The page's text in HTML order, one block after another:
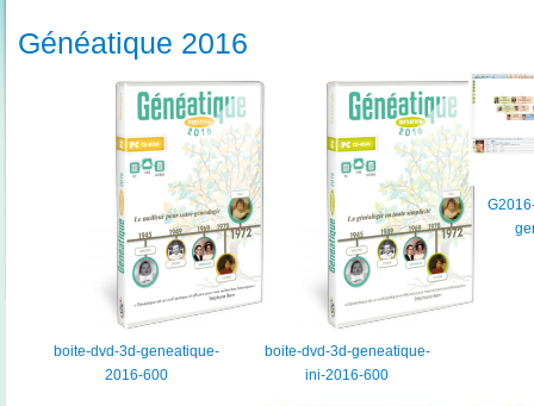
Généatique 2016
boite-dvd-3d-geneatique-
2016-600
boite-dvd-3d-geneatique-
ini-2016-600